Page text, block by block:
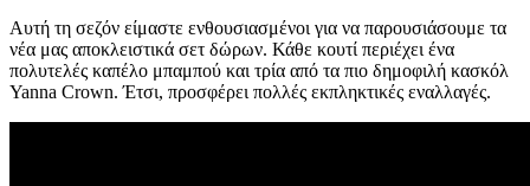
Αυτή τη σεζόν είμαστε ενθουσιασμένοι για να παρουσιάσουμε τα
νέα μας αποκλειστικά σετ δώρων. Κάθε κουτί περιέχει ένα
πολυτελές καπέλο μπαμπού και τρία από τα πιο δημοφιλή κασκόλ
Yanna Crown. Έτσι, προσφέρει πολλές εκπληκτικές εναλλαγές.